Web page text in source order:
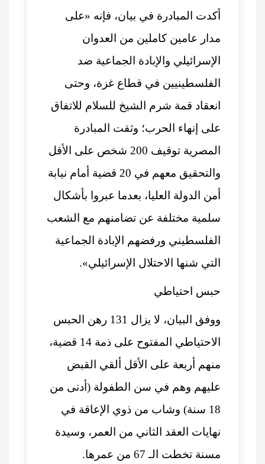
أكدت المبادرة في بيان، فإنه «على
مدار عامين كاملين من العدوان
الإسرائيلي والإبادة الجماعية ضد
الفلسطينيين في قطاع غزة، وحتى
انعقاد قمة شرم الشيخ للسلام للاتفاق
على إنهاء الحرب؛ وثقت المبادرة
المصرية توقيف 200 شخص على الأقل
والتحقيق معهم في 20 قضية أمام نيابة
أمن الدولة العليا، بعدما عبروا بأشكال
سلمية مختلفة عن تضامنهم مع الشعب
الفلسطيني ورفضهم الإبادة الجماعية
التي شنها الاحتلال الإسرائيلي».
حبس احتياطي
ووفق البيان، لا يزال 131 رهن الحبس
الاحتياطي المفتوح على ذمة 14 قضية،
منهم أربعة على الأقل ألقي القبض
عليهم وهم في سن الطفولة (أدنى من
18 سنة) وشاب من ذوي الإعاقة في
نهايات العقد الثاني من العمر، وسيدة
مسنة تخطت الـ 67 من عمرها.